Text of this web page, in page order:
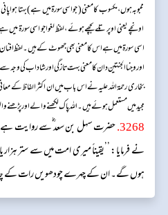
محبوبہ ہوں ، مکسوب کا معنی ( جو اسی سورۃ میں ہے ) بہتا ہوا
اونچے یعنی اوپر تلے بچھے ہوئے ، لفظ لغوا جو اسی سورۃ
اسی سورۃ میں ہے اس کا معنی بھی جھوٹ کے ہیں ۔ لفظ
اور وجناالجنتین دان کا معنی بہت تازگی اور شاداب کی
بخاری رحمۃ اللہ علیہ نے اس باب میں ان اکثر الفاظ کے
مجید میں مستعمل ہوئے ہیں۔ اللہ پاک لکھنے والے اور
3268
.حضرت سہل بن سعد ؓسے روایت
نے فرمایا: ’’یقیناً میری امت میں سے ستر
ہوں گے۔ ان کے چہرے چودھویں رات کے